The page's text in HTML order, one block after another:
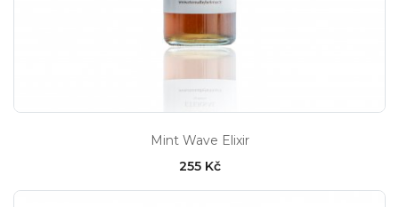
Mint Wave Elixir
255 Kč